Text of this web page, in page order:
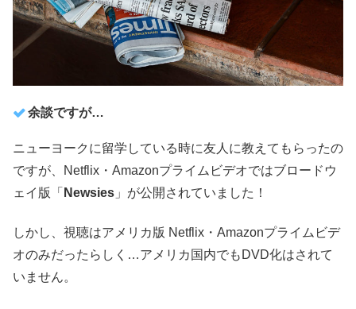
余談ですが…
ニューヨークに留学している時に友人に教えてもらったの
ですが、
Netflix・Amazonプライムビデオではブロードウ
ェイ版「 Newsies 」が公開されていました！
しかし、視聴はアメリカ版 Netflix・Amazonプライムビデ
オのみだったらしく…アメリカ国内でもDVD化はされて
いません。